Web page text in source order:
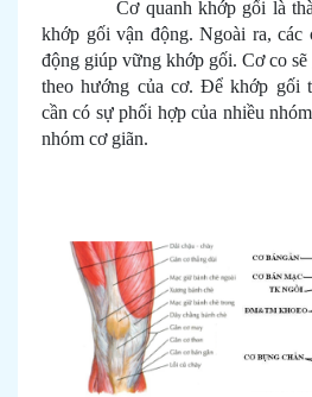
Cơ quanh khớp gối là
khớp gối vận động. Ngoài ra, các
động giúp vững khớp gối. Cơ co
theo hướng của cơ. Để khớp gối
cần có sự phối hợp của nhiều
nhóm cơ giãn.